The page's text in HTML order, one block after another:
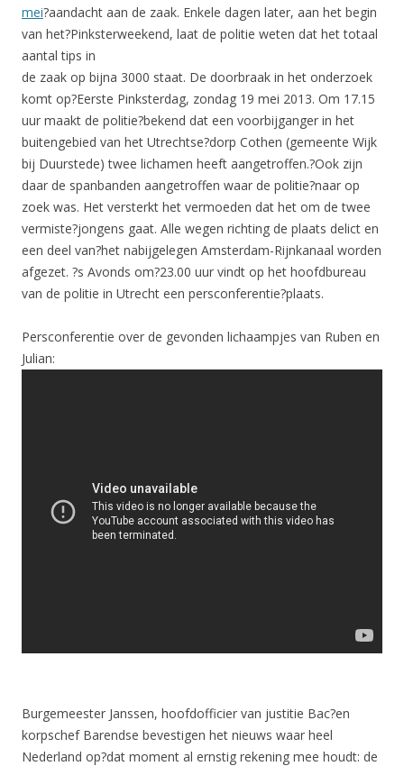
mei?aandacht aan de zaak. Enkele dagen later, aan het begin
van het?Pinksterweekend, laat de politie weten dat het totaal
aantal tips in
de zaak op bijna 3000 staat. De doorbraak in het onderzoek
komt op?Eerste Pinksterdag, zondag 19 mei 2013. Om 17.15
uur maakt de politie?bekend dat een voorbijganger in het
buitengebied van het Utrechtse?dorp Cothen (gemeente Wijk
bij Duurstede) twee lichamen heeft aangetroffen.?Ook zijn
daar de spanbanden aangetroffen waar de politie?naar op
zoek was. Het versterkt het vermoeden dat het om de twee
vermiste?jongens gaat. Alle wegen richting de plaats delict en
een deel van?het nabijgelegen Amsterdam-Rijnkanaal worden
afgezet. ?s Avonds om?23.00 uur vindt op het hoofdbureau
van de politie in Utrecht een persconferentie?plaats.
Persconferentie over de gevonden lichaampjes van Ruben en
Julian:
Burgemeester Janssen, hoofdofficier van justitie Bac?en
korpschef Barendse bevestigen het nieuws waar heel
Nederland op?dat moment al ernstig rekening mee houdt: de